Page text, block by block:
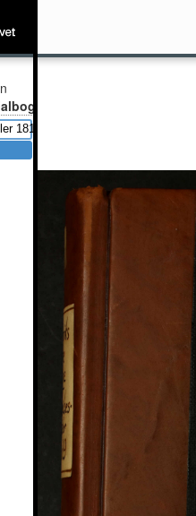
1813 - Jævnførsler 1869